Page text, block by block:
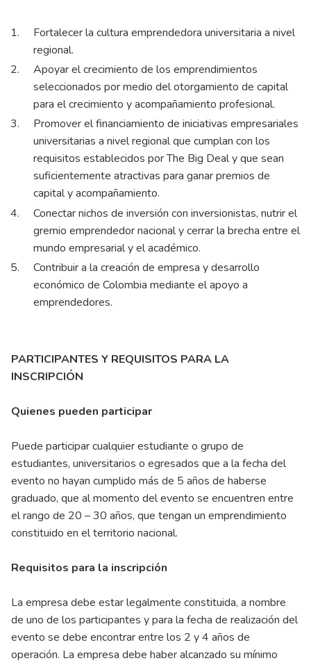
Fortalecer la cultura emprendedora universitaria a nivel
regional.
Apoyar el crecimiento de los emprendimientos
seleccionados por medio del otorgamiento de capital
para el crecimiento y acompañamiento profesional.
Promover el financiamiento de iniciativas empresariales
universitarias a nivel regional que cumplan con los
requisitos establecidos por The Big Deal y que sean
suficientemente atractivas para ganar premios de
capital y acompañamiento.
Conectar nichos de inversión con inversionistas, nutrir el
gremio emprendedor nacional y cerrar la brecha entre el
mundo empresarial y el académico.
Contribuir a la creación de empresa y desarrollo
económico de Colombia mediante el apoyo a
emprendedores.
PARTICIPANTES Y REQUISITOS PARA LA
INSCRIPCIÓN
Quienes pueden participar
Puede participar cualquier estudiante o grupo de
estudiantes, universitarios o egresados que a la fecha del
evento no hayan cumplido más de 5 años de haberse
graduado, que al momento del evento se encuentren entre
el rango de 20 – 30 años, que tengan un emprendimiento
constituido en el territorio nacional.
Requisitos para la inscripción
La empresa debe estar legalmente constituida, a nombre
de uno de los participantes y para la fecha de realización del
evento se debe encontrar entre los 2 y 4 años de
operación. La empresa debe haber alcanzado su mínimo